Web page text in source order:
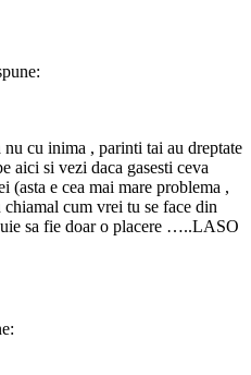
cu inima , parinti tai au dreptate
aici si vezi daca gasesti ceva
(asta e cea mai mare problema ,
chiamal cum vrei tu se face din
sa fie doar o placere …..LASO